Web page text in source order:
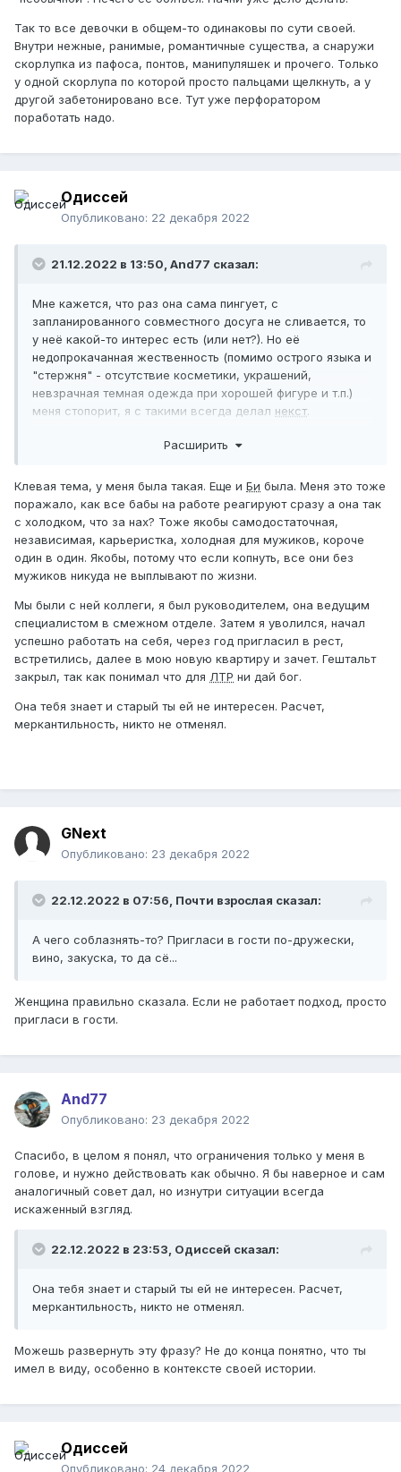
Так то все девочки в общем-то одинаковы по сути своей.
Внутри нежные, ранимые, романтичные существа, а снаружи
скорлупка из пафоса, понтов, манипуляшек и прочего. Только
у одной скорлупа по которой просто пальцами щелкнуть, а у
другой забетонировано все. Тут уже перфоратором
поработать надо.
Одиссей
Опубликовано: 22 декабря 2022
21.12.2022 в 13:50, And77 сказал:
Мне кажется, что раз она сама пингует, с
запланированного совместного досуга не сливается, то
у неё какой-то интерес есть (или нет?). Но её
недопрокачанная жественность (помимо острого языка и
"стержня" - отсутствие косметики, украшений,
невзрачная темная одежда при хорошей фигуре и т.п.)
меня стопорит, я с такими всегда делал некст.
Вопрос: как при таких вводных получить
субъективно воспринимаю её той из прошлого, когда
встречался с её подругой и меня устраивала
такая френдзона, и не могу взглянуть на ситуацию под
другим углом.
Расширить
Клевая тема, у меня была такая. Еще и Би была. Меня это тоже
поражало, как все бабы на работе реагируют сразу а она так
с холодком, что за нах? Тоже якобы самодостаточная,
независимая, карьеристка, холодная для мужиков, короче
один в один. Якобы, потому что если копнуть, все они без
мужиков никуда не выплывают по жизни.
Мы были с ней коллеги, я был руководителем, она ведущим
специалистом в смежном отделе. Затем я уволился, начал
успешно работать на себя, через год пригласил в рест,
встретились, далее в мою новую квартиру и зачет. Гештальт
закрыл, так как понимал что для ЛТР ни дай бог.
Она тебя знает и старый ты ей не интересен. Расчет,
меркантильность, никто не отменял.
GNext
Опубликовано: 23 декабря 2022
22.12.2022 в 07:56, Почти взрослая сказал:
А чего соблазнять-то? Пригласи в гости по-дружески,
вино, закуска, то да сё...
Женщина правильно сказала. Если не работает подход, просто
пригласи в гости.
And77
Опубликовано: 23 декабря 2022
Спасибо, в целом я понял, что ограничения только у меня в
голове, и нужно действовать как обычно. Я бы наверное и сам
аналогичный совет дал, но изнутри ситуации всегда
искаженный взгляд.
22.12.2022 в 23:53, Одиссей сказал:
Она тебя знает и старый ты ей не интересен. Расчет,
меркантильность, никто не отменял.
Можешь развернуть эту фразу? Не до конца понятно, что ты
имел в виду, особенно в контексте своей истории.
Одиссей
Опубликовано: 24 декабря 2022